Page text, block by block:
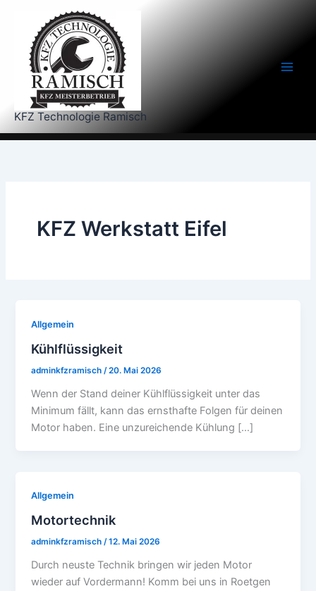
springen
KFZ Technologie Ramisch
KFZ Werkstatt Eifel
Allgemein
Kühlflüssigkeit
adminkfzramisch /20. Mai 2026
Wenn der Stand deiner Kühlflüssigkeit unter das
Minimum fällt, kann das ernsthafte Folgen für deinen
Motor haben. Eine unzureichende Kühlung […]
Allgemein
Motortechnik
adminkfzramisch/12. Mai 2026
Durch neuste Technik bringen wir jeden Motor
wieder auf Vordermann! Komm bei uns in Roetgen